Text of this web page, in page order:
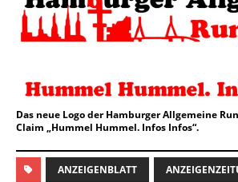
Das neue Logo der Hamburger Allgemeine
Claim „Hummel Hummel. Infos Infos“.
ANZEIGENBLATT